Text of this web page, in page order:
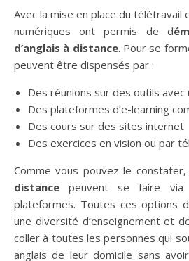
Avec la mise en place du
numériques ont permis de d
d’anglais à distance. Pour se
peuvent être dispensés par :
Des réunions sur des outils avec
Des plateformes d’e-learning
Des cours sur des sites internet
Des exercices en vision ou par
Comme vous pouvez le constater,
distance peuvent se faire via
plateformes. Toutes ces options
une diversité d’enseignement et
coller à toutes les personnes qui
anglais de leur domicile sans